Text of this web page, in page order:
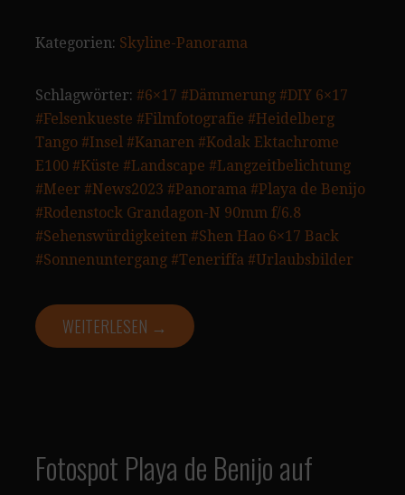
Kategorien: Skyline-Panorama
Schlagwörter: #6×17 #Dämmerung #DIY 6×17
#Felsenkueste #Filmfotografie #Heidelberg
Tango #Insel #Kanaren #Kodak Ektachrome
E100 #Küste #Landscape #Langzeitbelichtung
#Meer #News2023 #Panorama #Playa de Benijo
#Rodenstock Grandagon-N 90mm f/6.8
#Sehenswürdigkeiten #Shen Hao 6×17 Back
#Sonnenuntergang #Teneriffa #Urlaubsbilder
WEITERLESEN →
Fotospot Playa de Benijo auf